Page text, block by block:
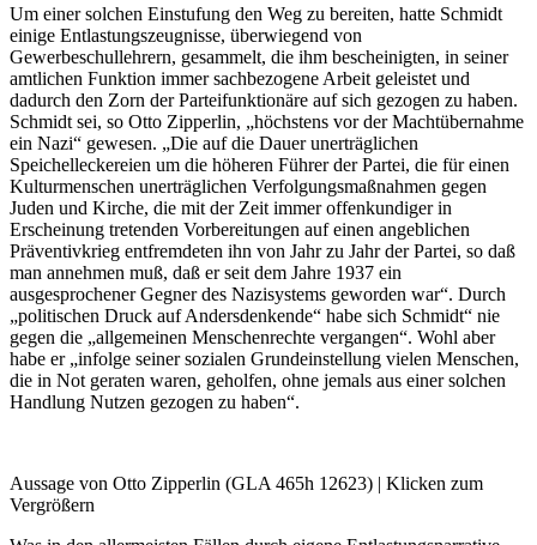
Um einer solchen Einstufung den Weg zu bereiten, hatte Schmidt
einige Entlastungszeugnisse, überwiegend von
Gewerbeschullehrern, gesammelt, die ihm bescheinigten, in seiner
amtlichen Funktion immer sachbezogene Arbeit geleistet und
dadurch den Zorn der Parteifunktionäre auf sich gezogen zu haben.
Schmidt sei, so Otto Zipperlin, „höchstens vor der Machtübernahme
ein Nazi“ gewesen. „Die auf die Dauer unerträglichen
Speichelleckereien um die höheren Führer der Partei, die für einen
Kulturmenschen unerträglichen Verfolgungsmaßnahmen gegen
Juden und Kirche, die mit der Zeit immer offenkundiger in
Erscheinung tretenden Vorbereitungen auf einen angeblichen
Präventivkrieg entfremdeten ihn von Jahr zu Jahr der Partei, so daß
man annehmen muß, daß er seit dem Jahre 1937 ein
ausgesprochener Gegner des Nazisystems geworden war“. Durch
„politischen Druck auf Andersdenkende“ habe sich Schmidt“ nie
gegen die „allgemeinen Menschenrechte vergangen“. Wohl aber
habe er „infolge seiner sozialen Grundeinstellung vielen Menschen,
die in Not geraten waren, geholfen, ohne jemals aus einer solchen
Handlung Nutzen gezogen zu haben“.
Aussage von Otto Zipperlin (GLA 465h 12623) | Klicken zum
Vergrößern